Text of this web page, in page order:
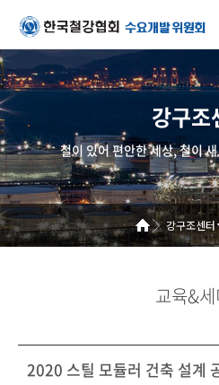
강구조
철이 있어 편안한 세상, 철이
강구조센터
교육&
2020 스틸 모듈러 건축 설계